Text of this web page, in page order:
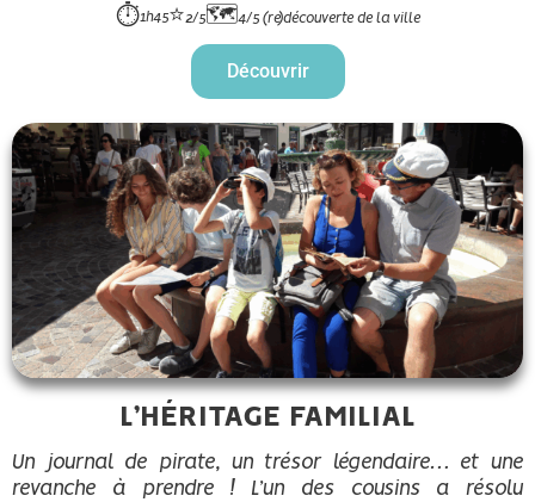
⏱️1h45⭐2/5🗺️4/5 (re)découverte de la ville
Découvrir
L’HÉRITAGE FAMILIAL
Un journal de pirate, un trésor légendaire… et une
revanche à prendre ! L’un des cousins a résolu